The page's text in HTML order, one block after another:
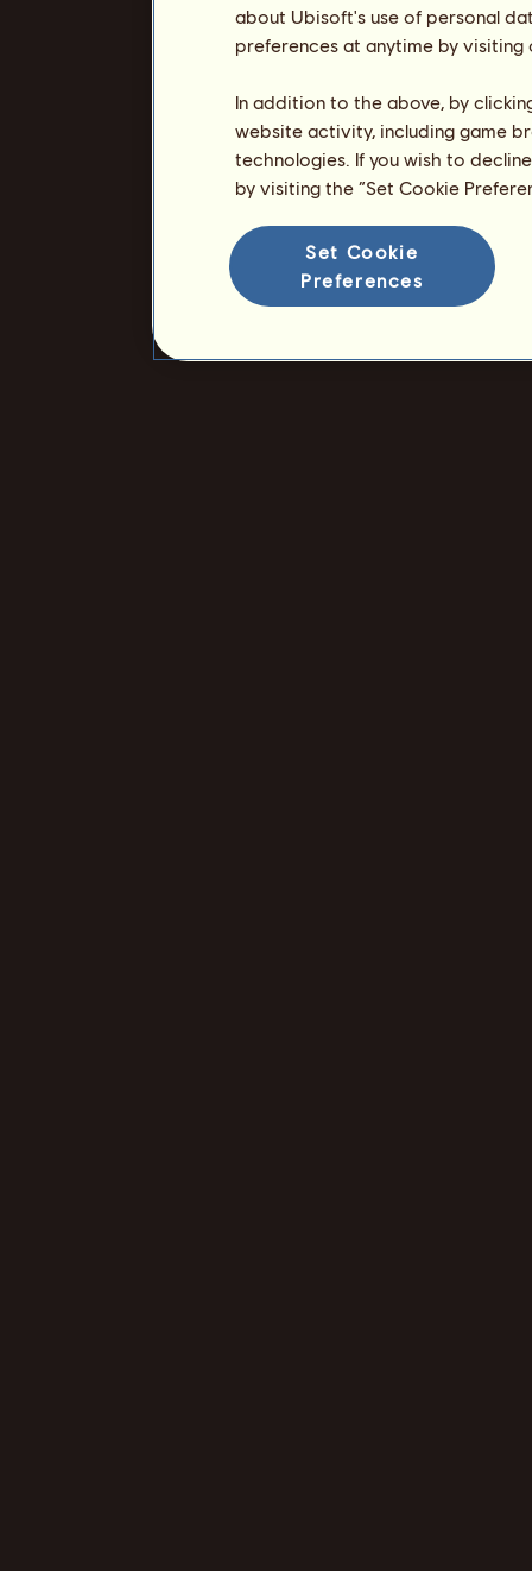
about Ubisoft's use of personal
preferences at anytime by
In addition to the above, by
website activity, including game
technologies. If you wish to
by visiting the “Set Cookie
Set Cookie
Preferences